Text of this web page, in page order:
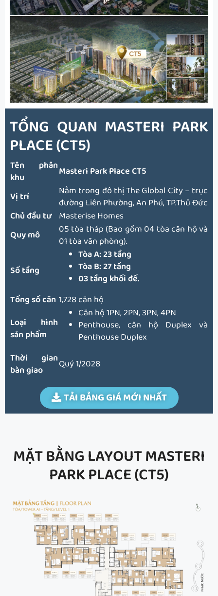
TỔNG QUAN MASTERI PARK
PLACE (CT5)
Tên phân
khu
Masteri Park Place CT5
Vị trí
Nằm trong đô thị The Global City – trục
đường Liên Phường, An Phú, TP.Thủ Đức
Chủ đầu tư Masterise Homes
Quy mô
05 tòa tháp (Bao gồm 04 tòa căn hộ và
01 tòa văn phòng).
Số tầng
Tòa A: 23 tầng
Tòa B: 27 tầng
03 tầng khối đế.
Tổng số căn 1,728 căn hộ
Loại hình
sản phẩm
Căn hộ 1PN, 2PN, 3PN, 4PN
Penthouse, căn hộ Duplex và
Penthouse Duplex
Thời gian
bàn giao
Quý 1/2028
TẢI BẢNG GIÁ MỚI NHẤT
MẶT BẰNG LAYOUT MASTERI
PARK PLACE (CT5)